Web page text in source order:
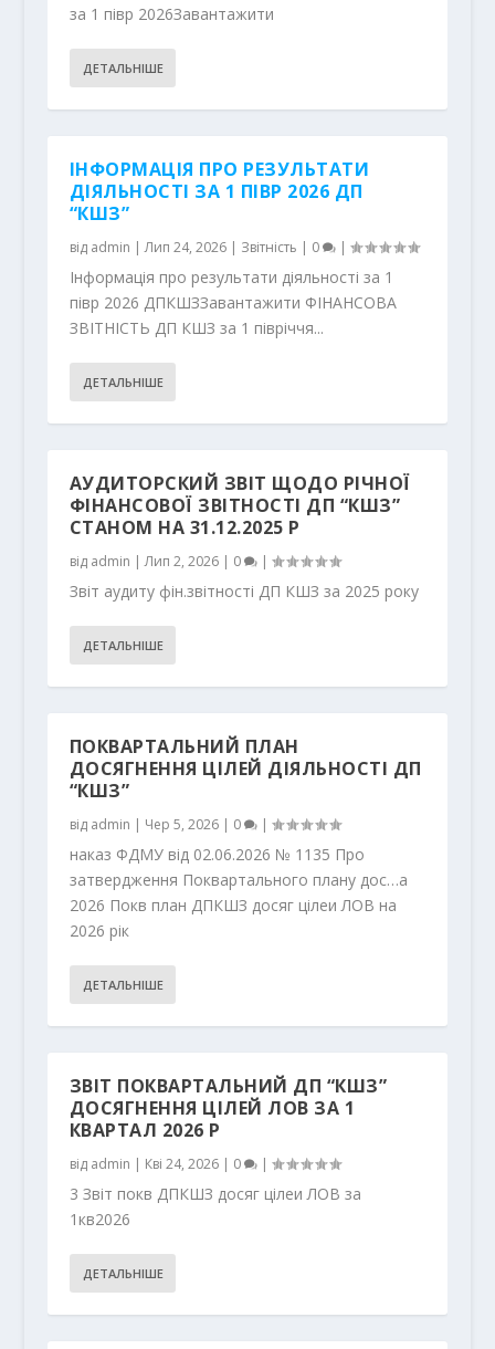
за 1 півр 2026Завантажити
ДЕТАЛЬНІШЕ
ІНФОРМАЦІЯ ПРО РЕЗУЛЬТАТИ
ДІЯЛЬНОСТІ ЗА 1 ПІВР 2026 ДП
“КШЗ”
від admin |Лип 24, 2026| Звітність | 0 |
Інформація про результати діяльності за 1
півр 2026 ДПКШЗЗавантажити ФІНАНСОВА
ЗВІТНІСТЬ ДП КШЗ за 1 півріччя...
ДЕТАЛЬНІШЕ
АУДИТОРСКИЙ ЗВІТ ЩОДО РІЧНОЇ
ФІНАНСОВОЇ ЗВІТНОСТІ ДП “КШЗ”
СТАНОМ НА 31.12.2025 Р
від admin |Лип 2, 2026| 0 |
Звіт аудиту фін.звітності ДП КШЗ за 2025 року
ДЕТАЛЬНІШЕ
ПОКВАРТАЛЬНИЙ ПЛАН
ДОСЯГНЕННЯ ЦІЛЕЙ ДІЯЛЬНОСТІ ДП
“КШЗ”
від admin | Чер 5, 2026| 0 |
наказ ФДМУ від 02.06.2026 № 1135 Про
затвердження Поквартального плану дос…а
2026 Покв план ДПКШЗ досяг цілеи ЛОВ на
2026 рік
ДЕТАЛЬНІШЕ
ЗВІТ ПОКВАРТАЛЬНИЙ ДП “КШЗ”
ДОСЯГНЕННЯ ЦІЛЕЙ ЛОВ ЗА 1
КВАРТАЛ 2026 Р
від admin | Кві 24, 2026| 0 |
3 Звіт покв ДПКШЗ досяг цілеи ЛОВ за
1кв2026
ДЕТАЛЬНІШЕ